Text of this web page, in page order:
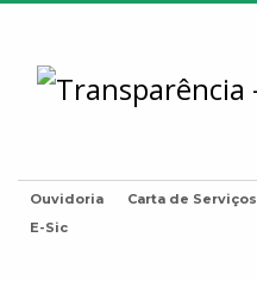
Ouvidoria Carta de Serviços
E-Sic